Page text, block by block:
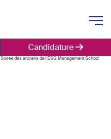
Candidature
Soirée des anciens de l’ESG Management School